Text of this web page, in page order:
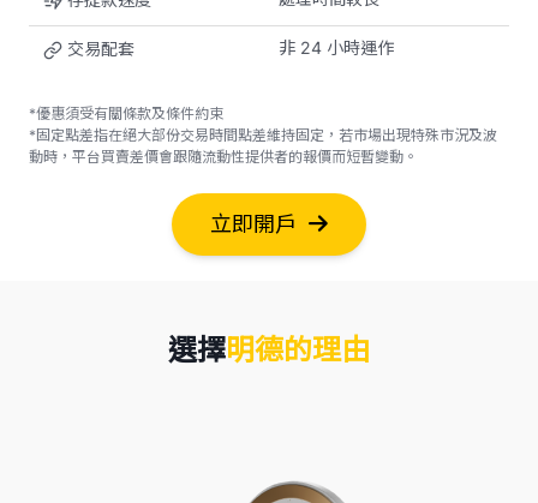
交易配套 非 24 小時運作
*優惠須受有關條款及條件約束
*固定點差指在絕大部份交易時間點差維持固定，若市場出現特殊市況及波
動時，平台買賣差價會跟隨流動性提供者的報價而短暫變動。
立即開戶
選擇明德的理由